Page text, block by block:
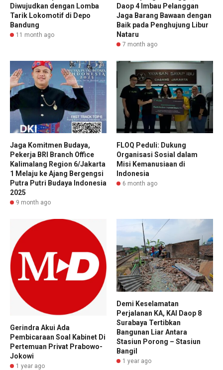
Diwujudkan dengan Lomba
Tarik Lokomotif di Depo
Bandung
11 month ago
Daop 4 Imbau Pelanggan
Jaga Barang Bawaan dengan
Baik pada Penghujung Libur
Nataru
7 month ago
Jaga Komitmen Budaya,
Pekerja BRI Branch Office
Kalimalang Region 6/Jakarta
1 Melaju ke Ajang Bergengsi
Putra Putri Budaya Indonesia
2025
9 month ago
FLOQ Peduli: Dukung
Organisasi Sosial dalam
Misi Kemanusiaan di
Indonesia
6 month ago
Gerindra Akui Ada
Pembicaraan Soal Kabinet Di
Pertemuan Privat Prabowo-
Jokowi
1 year ago
Demi Keselamatan
Perjalanan KA, KAI Daop 8
Surabaya Tertibkan
Bangunan Liar Antara
Stasiun Porong – Stasiun
Bangil
1 year ago